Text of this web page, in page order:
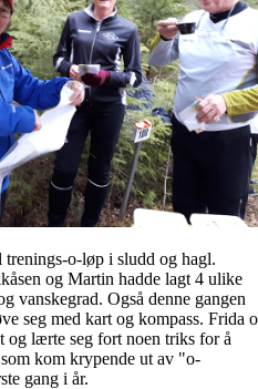
o-løp i sludd og hagl.
og Martin hadde lagt 4 ulike
vanskegrad. Også denne gangen
seg med kart og kompass. Frida
og lærte seg fort noen triks for å
kom krypende ut av "o-
gang i år.